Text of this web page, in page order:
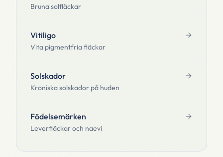
Bruna solfläckar
Vitiligo
Vita pigmentfria fläckar
Solskador
Kroniska solskador på huden
Födelsemärken
Leverfläckar och naevi